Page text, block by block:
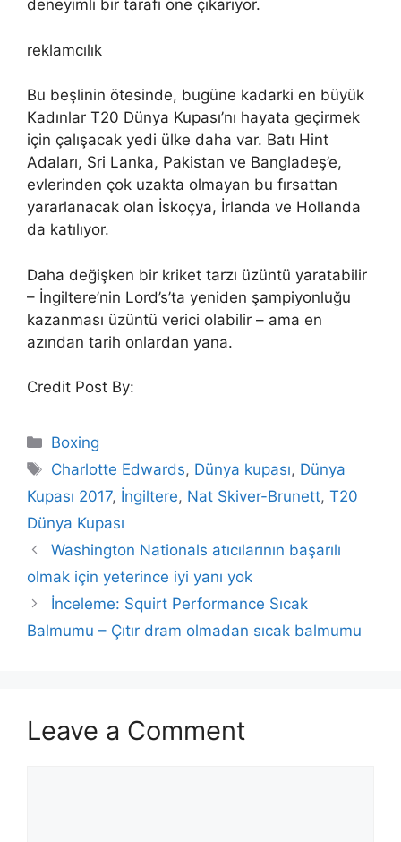
deneyimli bir tarafı öne çıkarıyor.
reklamcılık
Bu beşlinin ötesinde, bugüne kadarki en büyük
Kadınlar T20 Dünya Kupası’nı hayata geçirmek
için çalışacak yedi ülke daha var. Batı Hint
Adaları, Sri Lanka, Pakistan ve Bangladeş’e,
evlerinden çok uzakta olmayan bu fırsattan
yararlanacak olan İskoçya, İrlanda ve Hollanda
da katılıyor.
Daha değişken bir kriket tarzı üzüntü yaratabilir
– İngiltere’nin Lord’s’ta yeniden şampiyonluğu
kazanması üzüntü verici olabilir – ama en
azından tarih onlardan yana.
Credit Post By:
Categories
Boxing
Tags
Charlotte Edwards, Dünya kupası, Dünya
Kupası 2017, İngiltere, Nat Skiver-Brunett, T20
Dünya Kupası
Washington Nationals atıcılarının başarılı
olmak için yeterince iyi yanı yok
İnceleme: Squirt Performance Sıcak
Balmumu – Çıtır dram olmadan sıcak balmumu
Leave a Comment